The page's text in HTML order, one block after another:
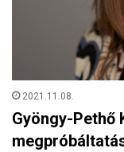
2021.11.08.
Gyöngy-Pethő